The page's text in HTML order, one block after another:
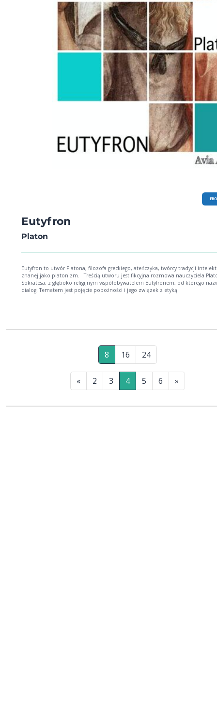
Eutyfron
Platon
Eutyfron to utwór Platona, filozofa greckiego, ateńczyka, twórcy tradycji
znanej jako platonizm. Treścią utworu jest fikcyjna rozmowa nauczyciela Platona,
Sokratesa, z głęboko religijnym współobywatelem Eutyfronem, od którego
8 16 24
« 2 3 4 5 6 »